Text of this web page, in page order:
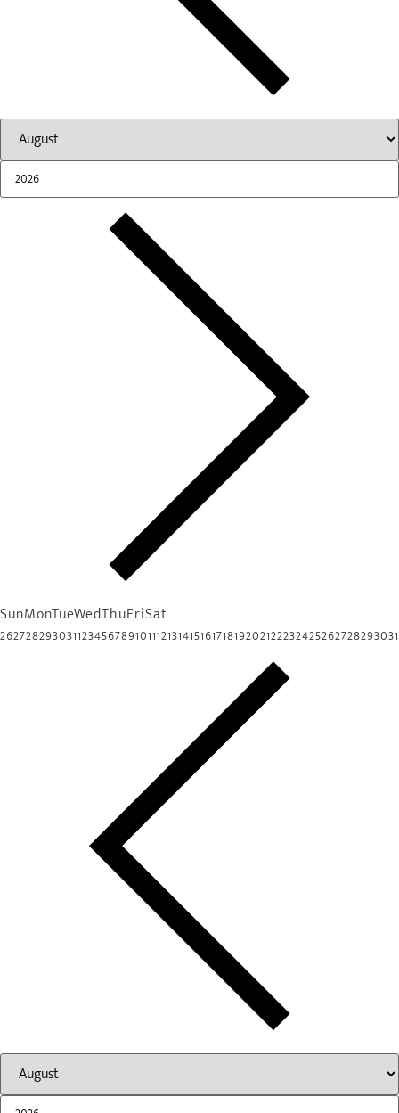
SunMonTueWedThuFriSat
26272829303112345678910111213141516171819202122232425262728293031